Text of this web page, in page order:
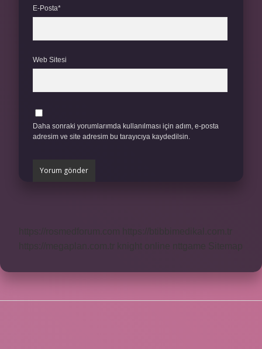
E-Posta*
Web Sitesi
Daha sonraki yorumlarımda kullanılması için adım, e-posta
adresim ve site adresim bu tarayıcıya kaydedilsin.